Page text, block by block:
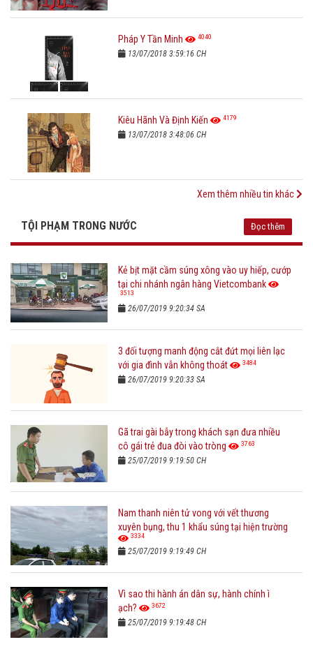
Pháp Y Tần Minh 4040
13/07/2018 3:59:16 CH
Kiêu Hãnh Và Định Kiến 4179
13/07/2018 3:48:06 CH
Xem thêm nhiều tin khác
TỘI PHẠM TRONG NƯỚC Đọc thêm
Kẻ bịt mặt cầm súng xông vào uy hiếp, cướp
tại chi nhánh ngân hàng Vietcombank
3513
26/07/2019 9:20:34 SA
3 đối tượng manh động cắt đứt mọi liên lạc
với gia đình vẫn không thoát
3484
26/07/2019 9:20:33 SA
Gã trai gài bẫy trong khách sạn đưa nhiều
cô gái trẻ đua đòi vào tròng
3763
25/07/2019 9:19:50 CH
Nam thanh niên tử vong với vết thương
xuyên bụng, thu 1 khẩu súng tại hiện trường
3334
25/07/2019 9:19:49 CH
Vì sao thi hành án dân sự, hành chính ì
ạch?
3672
25/07/2019 9:19:48 CH